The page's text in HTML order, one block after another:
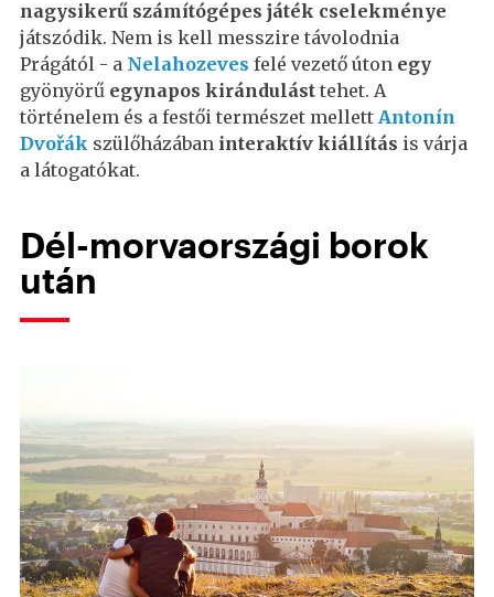
nagysikerű számítógépes játék cselekménye
játszódik. Nem is kell messzire távolodnia
Prágától - a Nelahozeves felé vezető úton egy
gyönyörű egynapos kirándulást tehet. A
történelem és a festői természet mellett Antonín
Dvořák szülőházában interaktív kiállítás is várja
a látogatókat.
Dél-morvaországi borok
után